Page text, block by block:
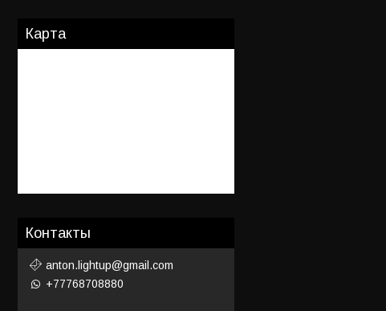
Карта
Контакты
anton.lightup@gmail.com
+77768708880